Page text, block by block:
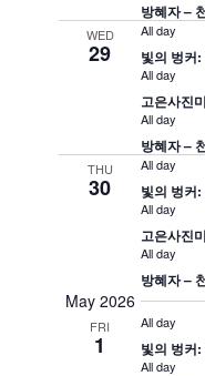
방혜자 –
WED
29
All day
빛의 벙커
All day
고은사진
All day
방혜자 –
THU
30
All day
빛의 벙커
All day
고은사진
All day
방혜자 –
May 2026
FRI
1
All day
빛의 벙커
All day